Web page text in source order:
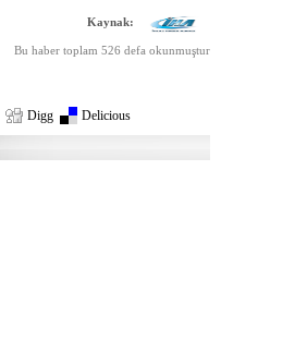
Kaynak:
Bu haber toplam 526 defa okunmuştur
Digg Delicious